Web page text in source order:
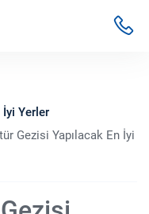
İyi Yerler
Gezisi Yapılacak En İyi